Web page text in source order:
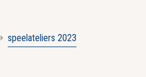
speelateliers 2023